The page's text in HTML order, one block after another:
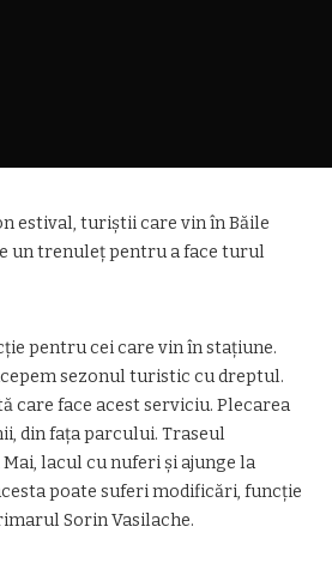
estival, turiștii care vin în Băile
un trenuleț pentru a face turul
pentru cei care vin în stațiune.
sezonul turistic cu dreptul.
care face acest serviciu. Plecarea
din fața parcului. Traseul
lacul cu nuferi și ajunge la
poate suferi modificări, funcție
Sorin Vasilache.